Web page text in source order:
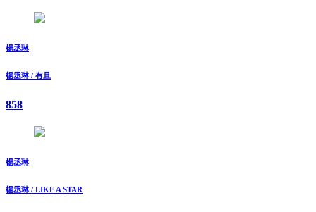
楊丞琳
楊丞琳 / 有且
858
楊丞琳
楊丞琳 / LIKE A STAR